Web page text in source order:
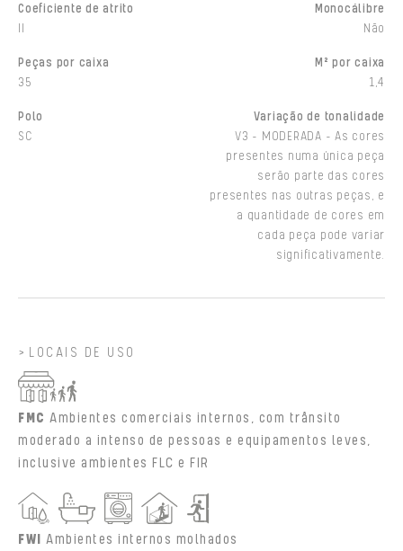
Coeficiente de atrito
Monocálibre
Não
Peças por caixa
35
M² por caixa
1,4
Polo
SC
Variação de tonalidade
V3 - MODERADA - As cores
presentes numa única peça
serão parte das cores
presentes nas outras peças, e
a quantidade de cores em
cada peça pode variar
significativamente.
LOCAIS DE USO
FMC Ambientes comerciais internos, com trânsito
moderado a intenso de pessoas e equipamentos leves,
inclusive ambientes FLC e FIR
FWI Ambientes internos molhados